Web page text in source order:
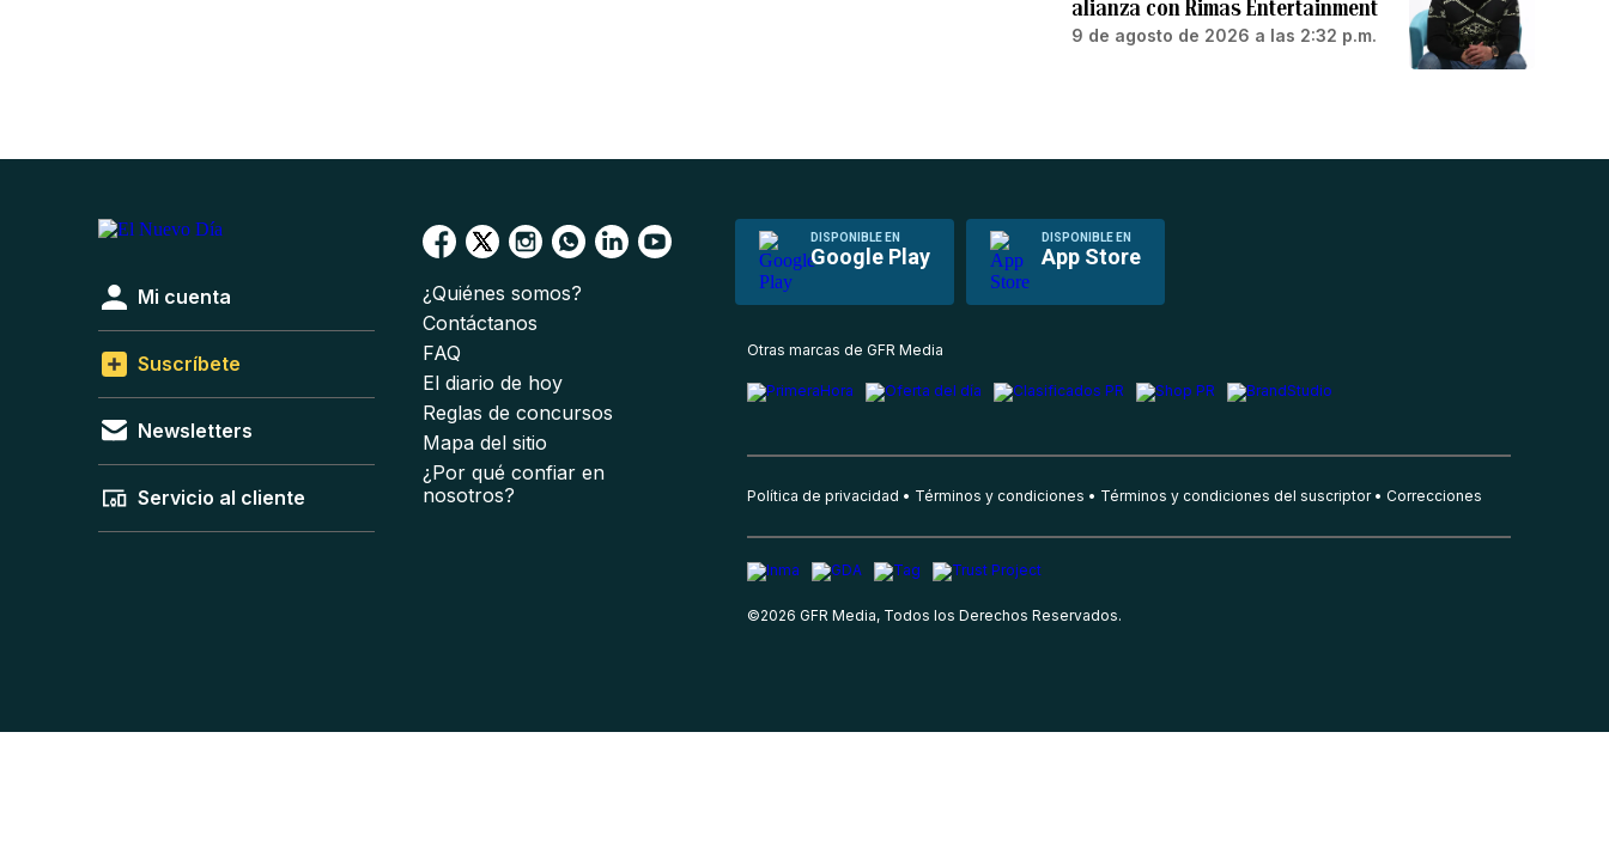
alianza con Rimas Entertainment
9 de agosto de 2026 a las 2:32 p.m.
DISPONIBLE EN
Google Play
DISPONIBLE EN
App Store
Mi cuenta
Suscríbete
Newsletters
Servicio al cliente
¿Quiénes somos?
Contáctanos
FAQ
El diario de hoy
Reglas de concursos
Mapa del sitio
¿Por qué confiar en
nosotros?
Otras marcas de GFR Media
Política de privacidad Términos y condiciones Términos y condiciones del suscriptor Correcciones
©2026 GFR Media, Todos los Derechos Reservados.